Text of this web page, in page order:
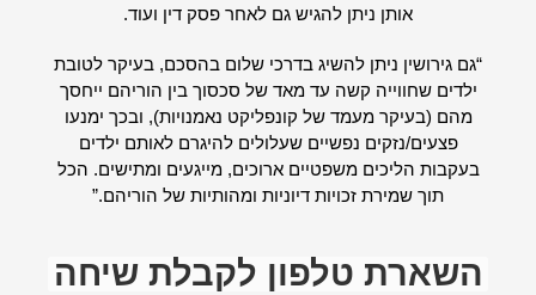
אותן ניתן להגיש גם לאחר פסק דין ועוד.
“גם גירושין ניתן להשיג בדרכי שלום בהסכם, בעיקר לטובת
ילדים שחווייה קשה עד מאד של סכסוך בין הוריהם ייחסך
מהם (בעיקר מעמד של קונפליקט נאמנויות), ובכך ימנעו
פצעים/נזקים נפשיים שעלולים להיגרם לאותם ילדים
בעקבות הליכים משפטיים ארוכים, מייגעים ומתישים. הכל
תוך שמירת זכויות דיוניות ומהותיות של הוריהם.”
השארת טלפון לקבלת שיחה